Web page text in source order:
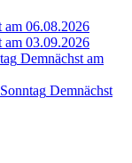
am 06.08.2026
am 03.09.2026
Demnächst am
Demnächst